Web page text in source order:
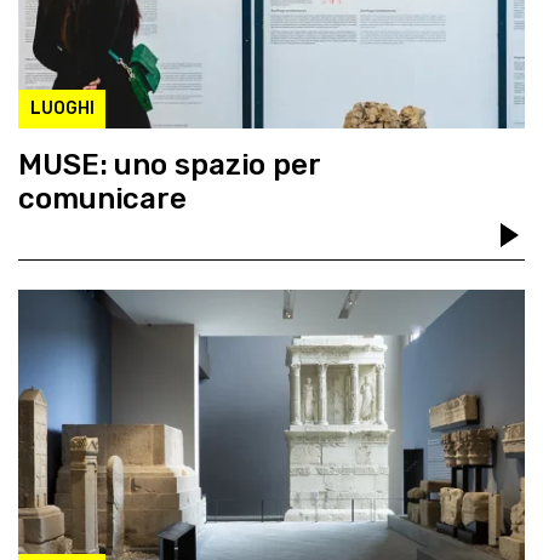
LUOGHI
MUSE: uno spazio per
comunicare